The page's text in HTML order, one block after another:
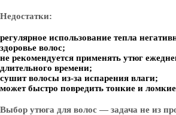
Недостатки:
регулярное использование тепла
здоровье волос;
не рекомендуется применять утюг
длительного времени;
сушит волосы из-за испарения влаги;
может быстро повредить тонкие и
Выбор утюга для волос — задача не из